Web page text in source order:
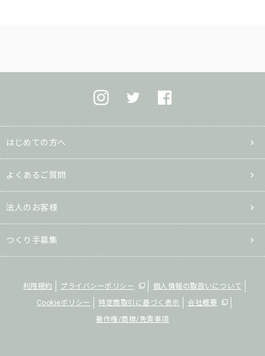
はじめての方へ
よくあるご質問
法人のお客様
つくり手募集
利用規約 プライバシーポリシー
個人情報の取扱いについて
Cookieポリシー
特定商取引に基づく表示
会社概要
著作権/商標/免責事項